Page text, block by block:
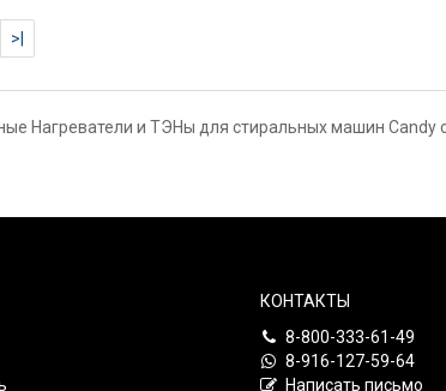
>|
Нагреватели и ТЭНы для стиральных машин Candy
КОНТАКТЫ
8-800-333-61-49
8-916-127-59-64
Написать письмо